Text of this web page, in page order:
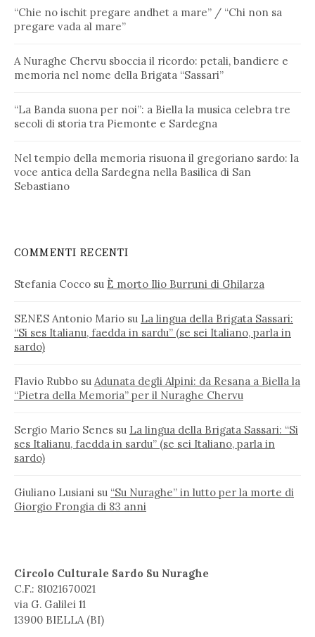
“Chie no ischit pregare andhet a mare” / “Chi non sa
pregare vada al mare”
A Nuraghe Chervu sboccia il ricordo: petali, bandiere e
memoria nel nome della Brigata “Sassari”
“La Banda suona per noi”: a Biella la musica celebra tre
secoli di storia tra Piemonte e Sardegna
Nel tempio della memoria risuona il gregoriano sardo: la
voce antica della Sardegna nella Basilica di San
Sebastiano
COMMENTI RECENTI
Stefania Cocco su È morto Ilio Burruni di Ghilarza
SENES Antonio Mario su La lingua della Brigata Sassari:
“Si ses Italianu, faedda in sardu” (se sei Italiano, parla in
sardo)
Flavio Rubbo su Adunata degli Alpini: da Resana a Biella la
“Pietra della Memoria” per il Nuraghe Chervu
Sergio Mario Senes su La lingua della Brigata Sassari: “Si
ses Italianu, faedda in sardu” (se sei Italiano, parla in
sardo)
Giuliano Lusiani su “Su Nuraghe” in lutto per la morte di
Giorgio Frongia di 83 anni
Circolo Culturale Sardo Su Nuraghe
C.F.: 81021670021
via G. Galilei 11
13900 BIELLA (BI)